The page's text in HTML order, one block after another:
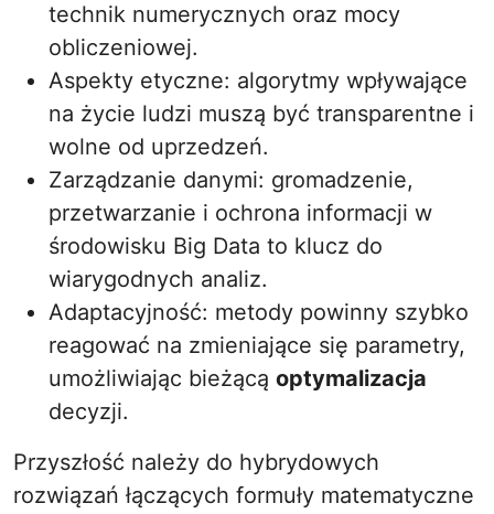
technik numerycznych oraz mocy
obliczeniowej.
Aspekty etyczne: algorytmy wpływające
na życie ludzi muszą być transparentne i
wolne od uprzedzeń.
Zarządzanie danymi: gromadzenie,
przetwarzanie i ochrona informacji w
środowisku Big Data to klucz do
wiarygodnych analiz.
Adaptacyjność: metody powinny szybko
reagować na zmieniające się parametry,
umożliwiając bieżącą optymalizacja
decyzji.
Przyszłość należy do hybrydowych
rozwiązań łączących formuły matematyczne